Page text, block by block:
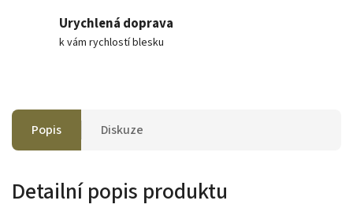
Urychlená doprava
k vám rychlostí blesku
Popis Diskuze
Detailní popis produktu